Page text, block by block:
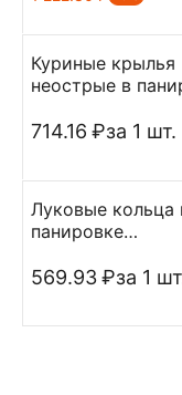
Куриные крылья
неострые в
замороженные 1
714.16 ₽за 1 шт.
Луковые кольца
панировке
замороженные
Feast Gurme
569.93₽за 1